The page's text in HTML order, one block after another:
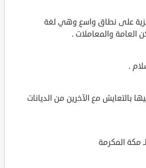
على نطاق واسع وهي لغة
والمعاملات .
.
بالتعايش مع الآخرين من الديانات
مكة المكرمة